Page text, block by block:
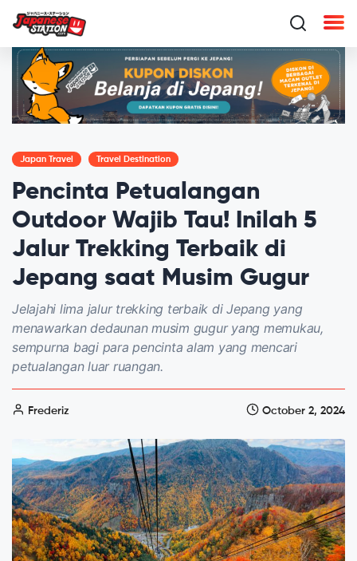
Japan Travel Travel Destination
Pencinta Petualangan
Outdoor Wajib Tau! Inilah 5
Jalur Trekking Terbaik di
Jepang saat Musim Gugur
Jelajahi lima jalur trekking terbaik di Jepang yang
menawarkan dedaunan musim gugur yang memukau,
sempurna bagi para pencinta alam yang mencari
petualangan luar ruangan.
Frederiz October 2, 2024